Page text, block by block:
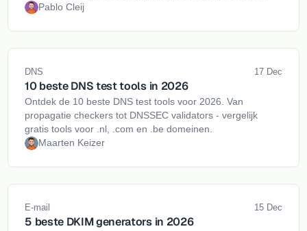
Pablo Cleij
DNS 17 Dec
10 beste DNS test tools in 2026
Ontdek de 10 beste DNS test tools voor 2026. Van
propagatie checkers tot DNSSEC validators - vergelijk
gratis tools voor .nl, .com en .be domeinen.
Maarten Keizer
E-mail 15 Dec
5 beste DKIM generators in 2026